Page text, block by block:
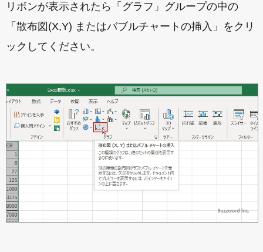
リボンが表示されたら「グラフ」グループの中の
「散布図(X,Y) またはバブルチャートの挿入」をクリ
ックしてください。